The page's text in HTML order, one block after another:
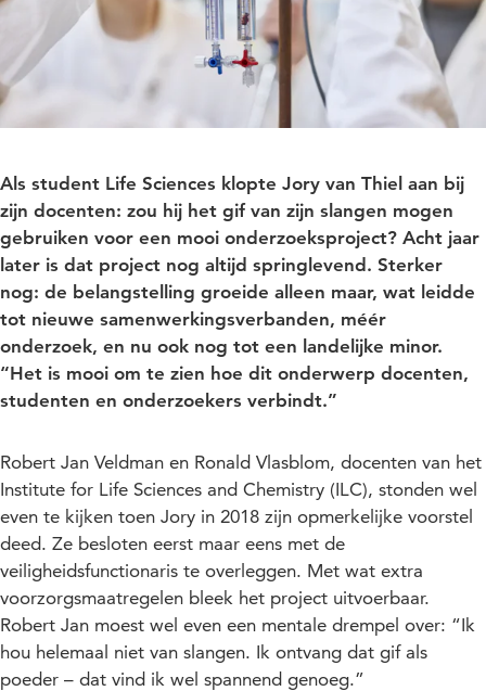
Als student Life Sciences klopte Jory van Thiel aan bij
zijn docenten: zou hij het gif van zijn slangen mogen
gebruiken voor een mooi onderzoeksproject? Acht jaar
later is dat project nog altijd springlevend. Sterker
nog: de belangstelling groeide alleen maar, wat leidde
tot nieuwe samenwerkingsverbanden, méér
onderzoek, en nu ook nog tot een landelijke minor.
“Het is mooi om te zien hoe dit onderwerp docenten,
studenten en onderzoekers verbindt.”
Robert Jan Veldman en Ronald Vlasblom, docenten van het
Institute for Life Sciences and Chemistry (ILC), stonden wel
even te kijken toen Jory in 2018 zijn opmerkelijke voorstel
deed. Ze besloten eerst maar eens met de
veiligheidsfunctionaris te overleggen. Met wat extra
voorzorgsmaatregelen bleek het project uitvoerbaar.
Robert Jan moest wel even een mentale drempel over: “Ik
hou helemaal niet van slangen. Ik ontvang dat gif als
poeder – dat vind ik wel spannend genoeg.”